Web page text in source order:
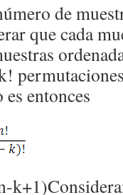
de
que cada
entonces